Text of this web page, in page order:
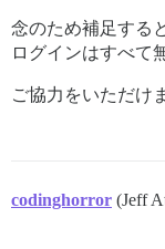
念のため補足する
ログインはすべて
ご協力をいただけ
codinghorror (Jeff